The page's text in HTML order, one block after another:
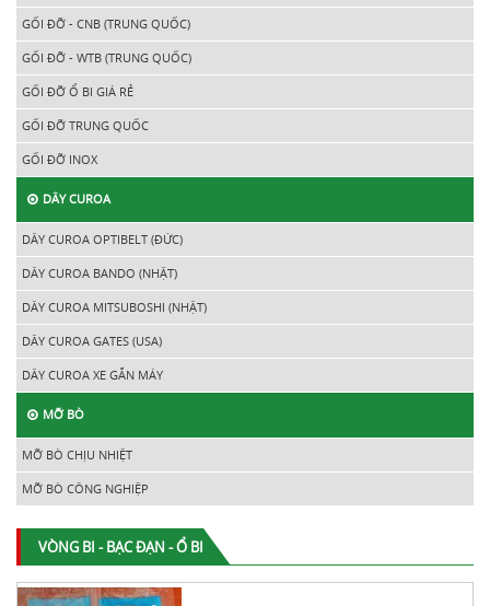
GỐI ĐỠ - CNB (TRUNG QUỐC)
GỐI ĐỠ - WTB (TRUNG QUỐC)
GỐI ĐỠ Ổ BI GIÁ RẺ
GỐI ĐỠ TRUNG QUỐC
GỐI ĐỠ INOX
DÂY CUROA
DÂY CUROA OPTIBELT (ĐỨC)
DÂY CUROA BANDO (NHẬT)
DÂY CUROA MITSUBOSHI (NHẬT)
DÂY CUROA GATES (USA)
DÂY CUROA XE GẮN MÁY
MỠ BÒ
MỠ BÒ CHỊU NHIỆT
MỠ BÒ CÔNG NGHIỆP
VÒNG BI - BẠC ĐẠN - Ổ BI